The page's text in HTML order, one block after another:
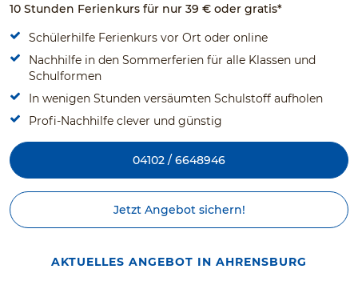
10 Stunden Ferienkurs für nur 39 € oder gratis*
Schülerhilfe Ferienkurs vor Ort oder online
Nachhilfe in den Sommerferien für alle Klassen und
Schulformen
In wenigen Stunden versäumten Schulstoff aufholen
Profi-Nachhilfe clever und günstig
04102 / 6648946
Jetzt Angebot sichern!
AKTUELLES ANGEBOT IN AHRENSBURG